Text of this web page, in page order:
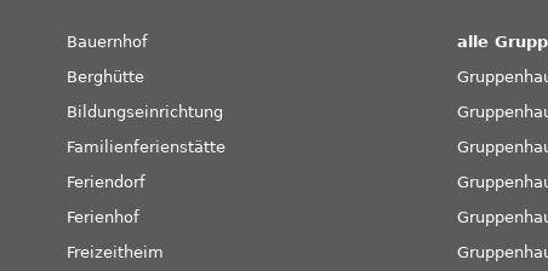
Bauernhof
Berghütte
Bildungseinrichtung
Familienferienstätte
Feriendorf
Ferienhof
Freizeitheim
alle